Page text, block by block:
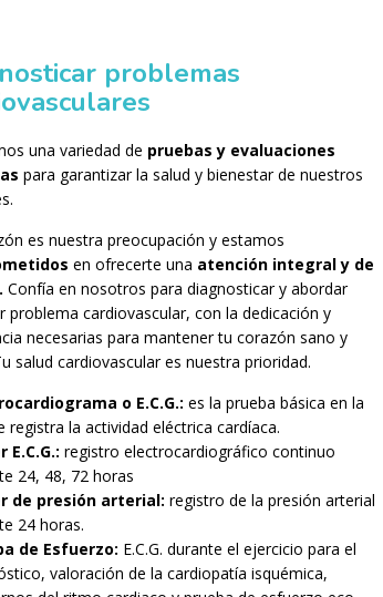
problemas
una variedad de pruebas y evaluaciones
para garantizar la salud y bienestar de nuestros
es nuestra preocupación y estamos
en ofrecerte una atención integral y de
Confía en nosotros para diagnosticar y abordar
problema cardiovascular, con la dedicación y
necesarias para mantener tu corazón sano y
salud cardiovascular es nuestra prioridad.
o E.C.G.: es la prueba básica en la
registra la actividad eléctrica cardíaca.
E.C.G.: registro electrocardiográfico continuo
24, 48, 72 horas
de presión arterial: registro de la presión arterial
24 horas.
de Esfuerzo: E.C.G. durante el ejercicio para el
valoración de la cardiopatía isquémica,